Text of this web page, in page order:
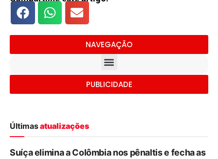
NAVEGAÇÃO
PUBLICIDADE
Últimasatualizações
Suíça elimina a Colômbia nos pênaltis e fecha as